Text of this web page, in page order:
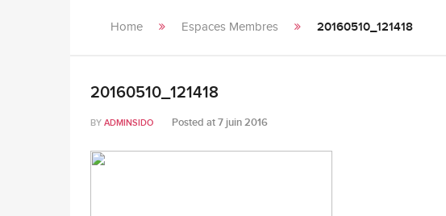
Home Espaces Membres 20160510_121418
20160510_121418
BY ADMINSIDO Posted at7 juin 2016